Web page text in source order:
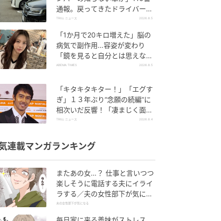
通報。戻ってきたドライバー
の“言い分”に「口論になった」
TRILL ニュース 2026.8.5
「1か月で20キロ増えた」脳の
病気で副作用…容姿が変わり
「鏡を見ると自分とは思えなか
った」壮絶な闘病生活明かす
ABEMA TIMES 2026.8.5
「キタキタキター！」「エグす
ぎ」１３年ぶり“念願の続編”に
相次いだ反響！「凄まじく面白
い」“賞 総なめ”『伝説級ドラ
TRILL ニュース 2026.8.4
連載マンガランキング
またあの女…？ 仕事と言いつつ
楽しそうに電話する夫にイライ
ラする／夫の女性部下が気にな
る（1）【夫婦の危機 まんが】
夫の女性部下が気になる